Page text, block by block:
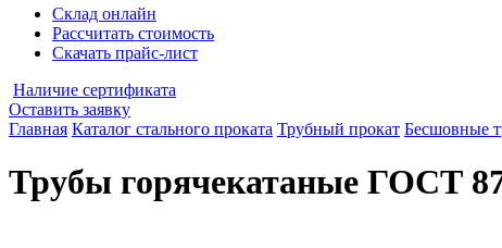
Склад онлайн
Рассчитать стоимость
Скачать прайс-лист
Наличие сертификата
Оставить заявку
Главная Каталог стального проката Трубный прокат Бесшовные
Трубы горячекатаные ГОСТ